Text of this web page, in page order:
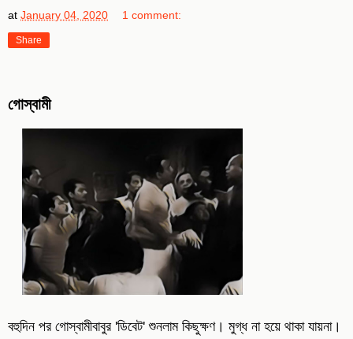
at January 04, 2020 1 comment:
Share
গোস্বামী
বহুদিন পর গোস্বামীবাবুর 'ডিবেট' শুনলাম কিছুক্ষণ। মুগ্ধ না হয়ে থাকা যায়না।